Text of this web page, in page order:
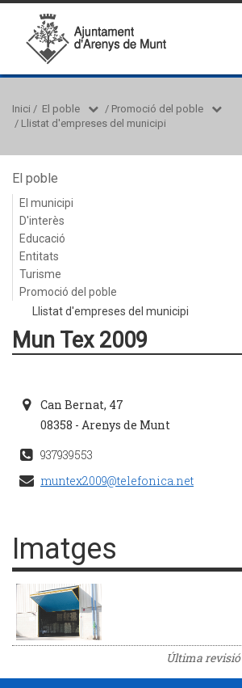
Inici / El poble / Promoció del poble
/ Llistat d'empreses del municipi
El poble
El municipi
D'interès
Educació
Entitats
Turisme
Promoció del poble
Llistat d'empreses del municipi
Mun Tex 2009
Can Bernat, 47
08358 - Arenys de Munt
937939553
muntex2009@telefonica.net
Imatges
Última revisió